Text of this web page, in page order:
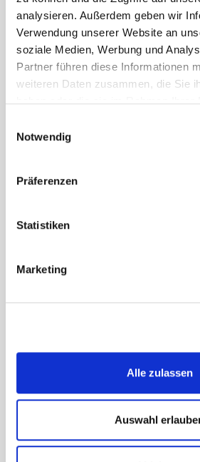
analysieren. Außerdem geben wir
Verwendung unserer Website an
soziale Medien, Werbung und
Partner führen diese Informationen
weiteren Daten zusammen, die Sie
Notwendig
Präferenzen
Statistiken
Marketing
Alle zulassen
Auswahl
Schlüsselanhänger
3,50
inkl. 19 % MwSt.
zzgl.Versandkosten
2,94€(Netto)